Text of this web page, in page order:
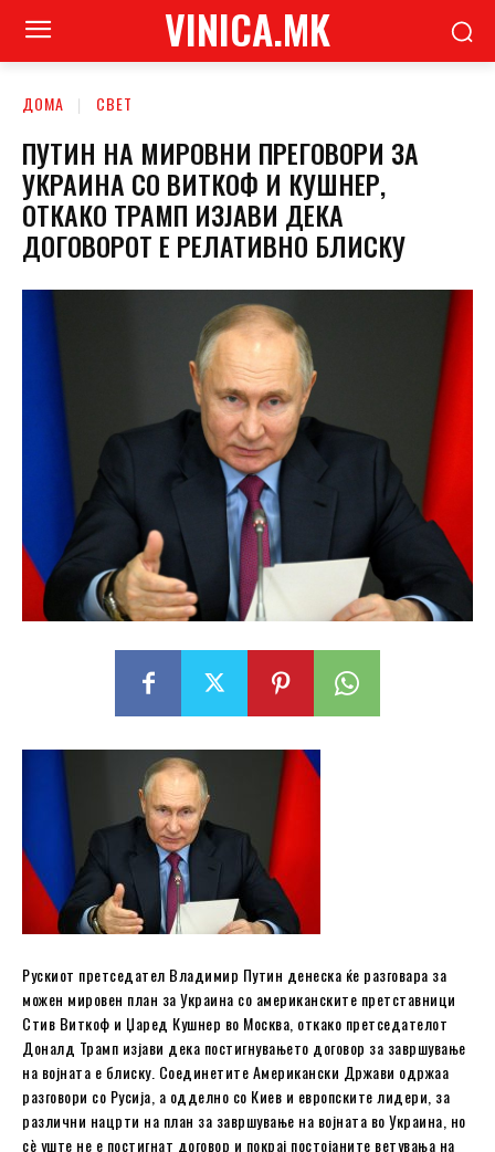
VINICA.MK
ДОМА СВЕТ
ПУТИН НА МИРОВНИ ПРЕГОВОРИ ЗА
УКРАИНА СО ВИТКОФ И КУШНЕР,
ОТКАКО ТРАМП ИЗЈАВИ ДЕКА
ДОГОВОРОТ Е РЕЛАТИВНО БЛИСКУ
Рускиот претседател Владимир Путин денеска ќе разговара за
можен мировен план за Украина со американските претставници
Стив Виткоф и Џаред Кушнер во Москва, откако претседателот
Доналд Трамп изјави дека постигнувањето договор за завршување
на војната е блиску. Соединетите Американски Држави одржаа
разговори со Русија, а одделно со Киев и европските лидери, за
различни нацрти на план за завршување на војната во Украина, но
сè уште не е постигнат договор и покрај постојаните ветувања на